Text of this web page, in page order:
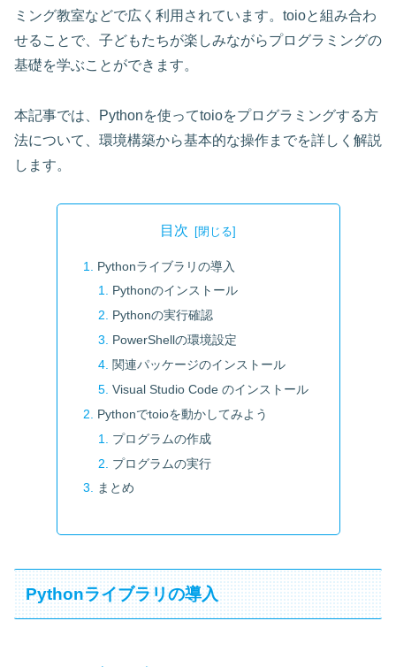
ミング教室などで広く利用されています。toioと組み合わ
せることで、子どもたちが楽しみながらプログラミングの
基礎を学ぶことができます。
本記事では、Pythonを使ってtoioをプログラミングする方
法について、環境構築から基本的な操作までを詳しく解説
します。
目次
Pythonライブラリの導入
Pythonのインストール
Pythonの実行確認
PowerShellの環境設定
関連パッケージのインストール
Visual Studio Code のインストール
Pythonでtoioを動かしてみよう
プログラムの作成
プログラムの実行
まとめ
Pythonライブラリの導入